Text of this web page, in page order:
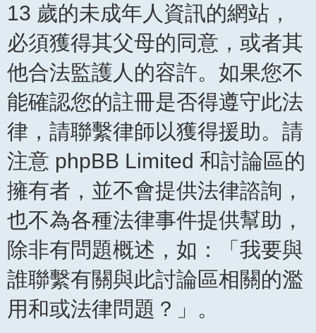
13 歲的未成年人資訊的網站，
必須獲得其父母的同意，或者其
他合法監護人的容許。如果您不
能確認您的註冊是否得遵守此法
律，請聯繫律師以獲得援助。請
注意 phpBB Limited 和討論區的
擁有者，並不會提供法律諮詢，
也不為各種法律事件提供幫助，
除非有問題概述，如：「我要與
誰聯繫有關與此討論區相關的濫
用和或法律問題？」。